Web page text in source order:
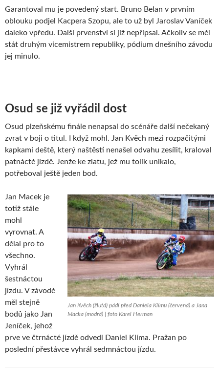
Garantoval mu je povedený start. Bruno Belan v prvním
oblouku podjel Kacpera Szopu, ale to už byl Jaroslav Vaníček
daleko vpředu. Další prvenství si již nepřipsal. Ačkoliv se měl
stát druhým vicemistrem republiky, pódium dnešního závodu
jej minulo.
Osud se již vyřádil dost
Osud plzeňskému finále nenapsal do scénáře další nečekaný
zvrat v boji o titul. I když mohl. Jan Kvěch mezi rozpačitými
kapkami deště, který naštěstí nenašel odvahu zesílit, kraloval
patnácté jízdě. Jenže ke zlatu, jež mu tolik unikalo,
potřeboval ještě jeden bod.
Jan Kvěch (žlutá) pádí před Daniela Klímu (červená) a Jana
Macka (modrá) | foto Karel Herman
Jan Macek je
totiž stále
mohl
vyrovnat. A
dělal pro to
všechno.
Vyhrál
šestnáctou
jízdu. V závodě
měl stejně
bodů jako Jan
Jeníček, jehož
prve ve čtrnácté jízdě odvedl Daniel Klíma. Pražan po
poslední přestávce vyhrál sedmnáctou jízdu.